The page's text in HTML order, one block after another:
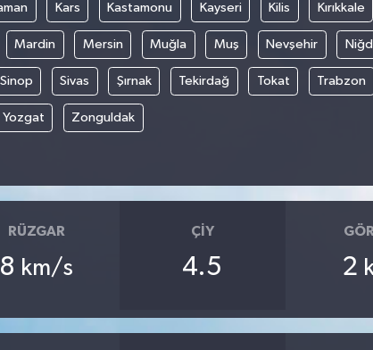
Kars Kastamonu Kayseri Kilis Kırıkkale
Mardin Mersin Muğla Muş Nevşehir
Sinop Sivas Şırnak Tekirdağ Tokat Trabzon
Yozgat Zonguldak
RÜZGAR
8 km/s
ÇIY
4.5 2